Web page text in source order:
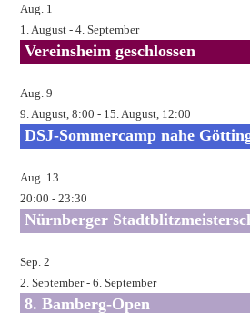
Aug. 1
1. August -4. September
Vereinsheim geschlossen
Aug.9
9. August, 8:00 - 15. August, 12:00
DSJ-Sommercamp nahe
Aug. 13
20:00 -23:30
Nürnberger
Sep.2
2. September-6. September
8. Bamberg-Open